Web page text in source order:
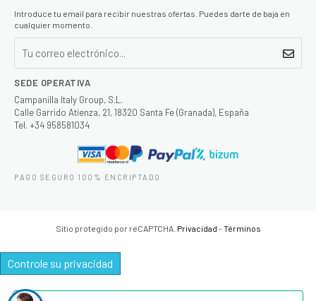
Introduce tu email para recibir nuestras ofertas. Puedes darte de baja en
cualquier momento.
SEDE OPERATIVA
Campanilla Italy Group, S.L.
Calle Garrido Atienza, 21, 18320 Santa Fe (Granada), España
Tel. +34 958581034
PAGO SEGURO 100% ENCRIPTADO
Sitio protegido por reCAPTCHA. Privacidad -Términos
Controle su privacidad